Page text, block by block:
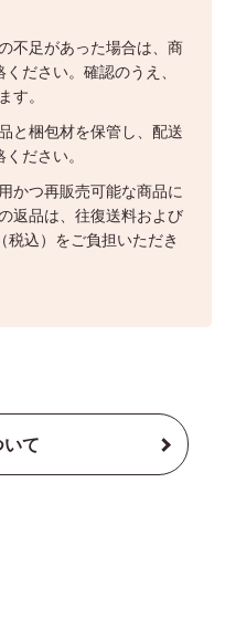
不足があった場合は、商
ださい。確認のうえ、
す。
と梱包材を保管し、配送
ださい。
かつ再販売可能な商品に
返品は、往復送料および
込）をご負担いただき
て